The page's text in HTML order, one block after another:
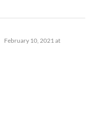
says:
February 10, 2021 at